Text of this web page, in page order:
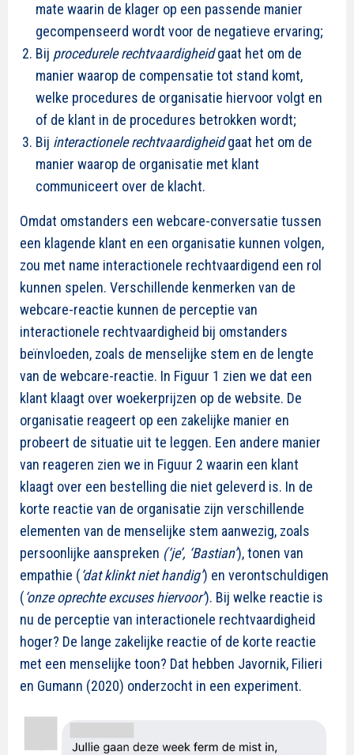
mate waarin de klager op een passende manier
gecompenseerd wordt voor de negatieve ervaring;
Bij procedurele rechtvaardigheidgaat het om de
manier waarop de compensatie tot stand komt,
welke procedures de organisatie hiervoor volgt en
of de klant in de procedures betrokken wordt;
Bij interactionele rechtvaardigheidgaat het om de
manier waarop de organisatie met klant
communiceert over de klacht.
Omdat omstanders een webcare-conversatie tussen
een klagende klant en een organisatie kunnen volgen,
zou met name interactionele rechtvaardigend een rol
kunnen spelen. Verschillende kenmerken van de
webcare-reactie kunnen de perceptie van
interactionele rechtvaardigheid bij omstanders
beïnvloeden, zoals de menselijke stem en de lengte
van de webcare-reactie. In Figuur 1 zien we dat een
klant klaagt over woekerprijzen op de website. De
organisatie reageert op een zakelijke manier en
probeert de situatie uit te leggen. Een andere manier
van reageren zien we in Figuur 2 waarin een klant
klaagt over een bestelling die niet geleverd is. In de
korte reactie van de organisatie zijn verschillende
elementen van de menselijke stem aanwezig, zoals
persoonlijke aanspreken (‘je’, ‘Bastian’), tonen van
empathie (‘dat klinkt niet handig’) en verontschuldigen
(‘onze oprechte excuses hiervoor’). Bij welke reactie is
nu de perceptie van interactionele rechtvaardigheid
hoger? De lange zakelijke reactie of de korte reactie
met een menselijke toon? Dat hebben Javornik, Filieri
en Gumann (2020) onderzocht in een experiment.